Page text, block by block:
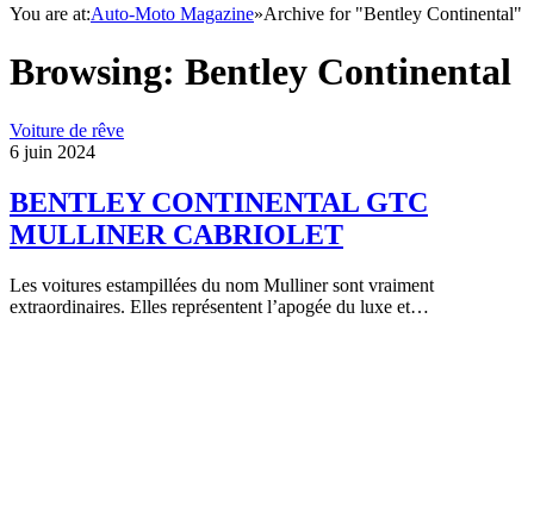
You are at:Auto-Moto Magazine»Archive for "Bentley Continental"
Browsing: Bentley Continental
Voiture de rêve
6 juin 2024
BENTLEY CONTINENTAL GTC
MULLINER CABRIOLET
Les voitures estampillées du nom Mulliner sont vraiment
extraordinaires. Elles représentent l’apogée du luxe et…